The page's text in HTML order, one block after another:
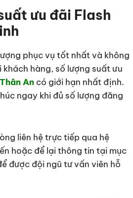
ưu đãi Flash
phục vụ tốt nhất và không
khách hàng, số lượng suất ưu
An có giới hạn nhất định.
ngay khi đủ số lượng đăng
liên hệ trực tiếp qua hệ
hoặc để lại thông tin tại mục
được đội ngũ tư vấn viên hỗ